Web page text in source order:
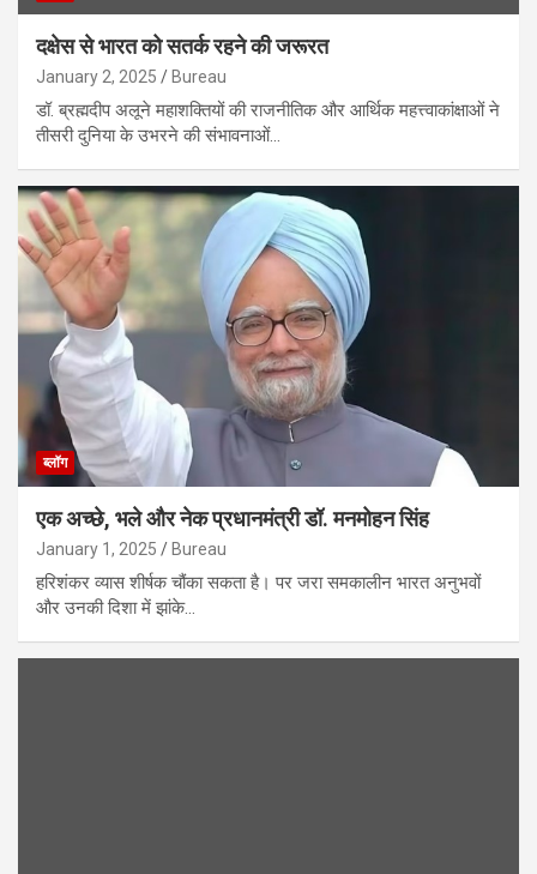
दक्षेस से भारत को सतर्क रहने की जरूरत
January 2, 2025 Bureau
डॉ. ब्रह्मदीप अलूने महाशक्तियों की राजनीतिक और आर्थिक महत्त्वाकांक्षाओं ने
तीसरी दुनिया के उभरने की संभावनाओं…
ब्लॉग
एक अच्छे, भले और नेक प्रधानमंत्री डॉ. मनमोहन सिंह
January 1, 2025 Bureau
हरिशंकर व्यास शीर्षक चौंका सकता है। पर जरा समकालीन भारत अनुभवों
और उनकी दिशा में झांके…